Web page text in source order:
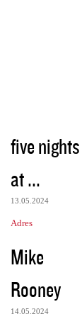
five nights
at ...
13.05.2024
Adres
Mike
Rooney
14.05.2024